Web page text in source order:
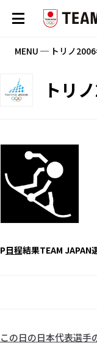
MENU ─ トリノ
トリ
日程結果TEAM JAPAN
この日の日本代表選手